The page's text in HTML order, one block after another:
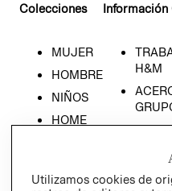
Colecciones
MUJER
HOMBRE
NIÑOS
HOME
H&M
Utilizamos cookies de